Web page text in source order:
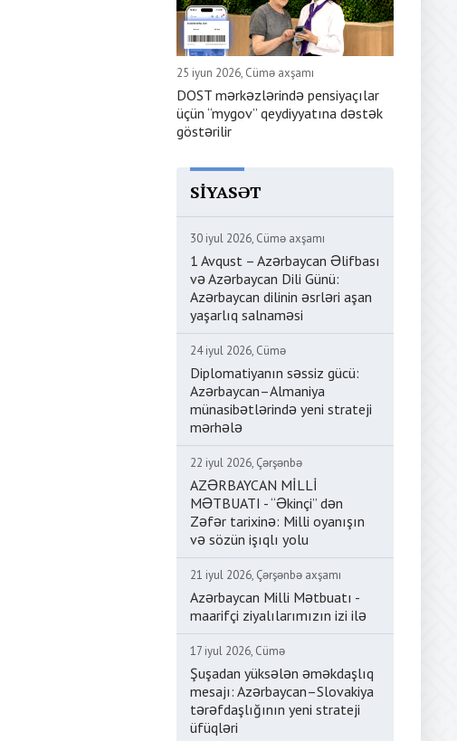
25 iyun 2026, Cümə axşamı
DOST mərkəzlərində pensiyaçılar
üçün “mygov” qeydiyyatına dəstək
göstərilir
SIYASƏT
30 iyul 2026, Cümə axşamı
1 Avqust – Azərbaycan Əlifbası
və Azərbaycan Dili Günü:
Azərbaycan dilinin əsrləri aşan
yaşarlıq salnaməsi
24 iyul 2026, Cümə
Diplomatiyanın səssiz gücü:
Azərbaycan–Almaniya
münasibətlərində yeni strateji
mərhələ
22 iyul 2026, Çərşənbə
AZƏRBAYCAN MİLLİ
MƏTBUATI - “Əkinçi” dən
Zəfər tarixinə: Milli oyanışın
və sözün işıqlı yolu
21 iyul 2026, Çərşənbə axşamı
Azərbaycan Milli Mətbuatı -
maarifçi ziyalılarımızın izi ilə
17 iyul 2026, Cümə
Şuşadan yüksələn əməkdaşlıq
mesajı: Azərbaycan–Slovakiya
tərəfdaşlığının yeni strateji
üfüqləri